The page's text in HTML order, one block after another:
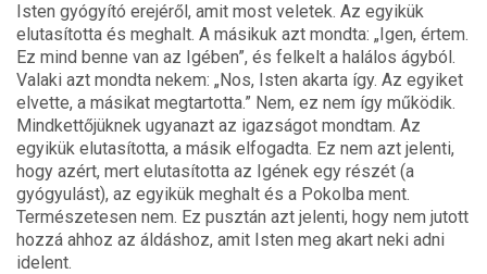
Isten gyógyító erejéről, amit most veletek. Az egyikük
elutasította és meghalt. A másikuk azt mondta: „Igen, értem.
Ez mind benne van az Igében”, és felkelt a halálos ágyból.
Valaki azt mondta nekem: „Nos, Isten akarta így. Az egyiket
elvette, a másikat megtartotta.” Nem, ez nem így működik.
Mindkettőjüknek ugyanazt az igazságot mondtam. Az
egyikük elutasította, a másik elfogadta. Ez nem azt jelenti,
hogy azért, mert elutasította az Igének egy részét (a
gyógyulást), az egyikük meghalt és a Pokolba ment.
Természetesen nem. Ez pusztán azt jelenti, hogy nem jutott
hozzá ahhoz az áldáshoz, amit Isten meg akart neki adni
idelent.